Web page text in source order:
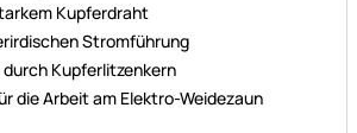
Kupferdraht
Stromführung
Kupferlitzenkern
die Arbeit am Elektro-Weidezaun